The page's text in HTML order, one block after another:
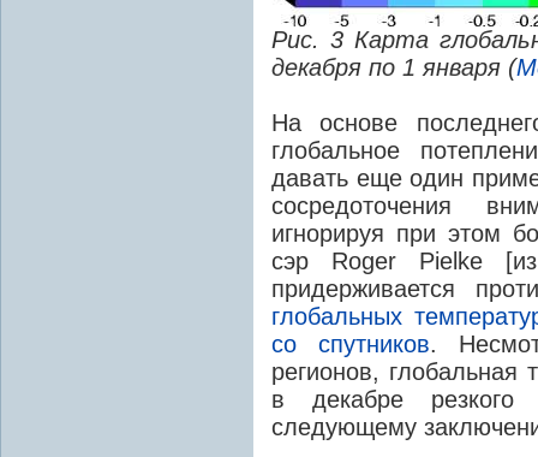
Рис. 3 Карта
декабря по 1 января (
На основе
глобальное
давать еще один
сосредоточения
игнорируя при этом
сэр Roger Pielke
придерживается
глобальных
со спутников.
регионов, глобальная
в декабре
следующему